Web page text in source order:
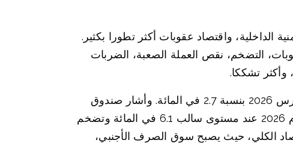
الداخلية، واقتصاد عقوبات أكثر تطورا بكثير.
التضخم، نقص العملة الصعبة، الضربات
وأكثر تشككا.
قدر البنك الدولي انكماش الناتج المحلي الإجمالي لإيران في السنة المالية الإيرانية المنتهية في 20 مارس 2026 بنسبة 2.7 في المائة. وأشار صندوق
النقد الدولي في قاعدة بيانات شهر أبريل إلى توقعات نمو الناتج المحلي الإجمالي الحقيقي لإيران لعام 2026 عند مستوى سالب 6.1 في المائة وتضخم
للاقتصاد الكلي، حيث يصبح سوق الصرف الأجنبي،